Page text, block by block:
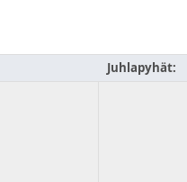
Juhlapyhät: